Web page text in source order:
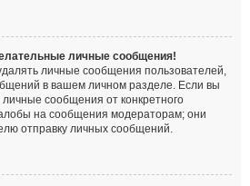
личные сообщения!
личные сообщения пользователей,
в вашем личном разделе. Если вы
сообщения от конкретного
на сообщения модераторам; они
отправку личных сообщений.